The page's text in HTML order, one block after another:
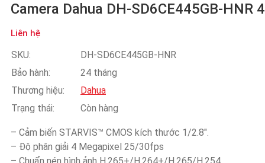
Camera Dahua DH-SD6CE445GB-HNR
Liên hệ
SKU:
DH-SD6CE445GB-HNR
Bảo hành:
24 tháng
Thương hiệu:
Dahua
Trạng thái:
Còn hàng
– Cảm biến STARVIS™ CMOS kích thước 1/2.8″.
– Độ phân giải 4 Megapixel 25/30fps